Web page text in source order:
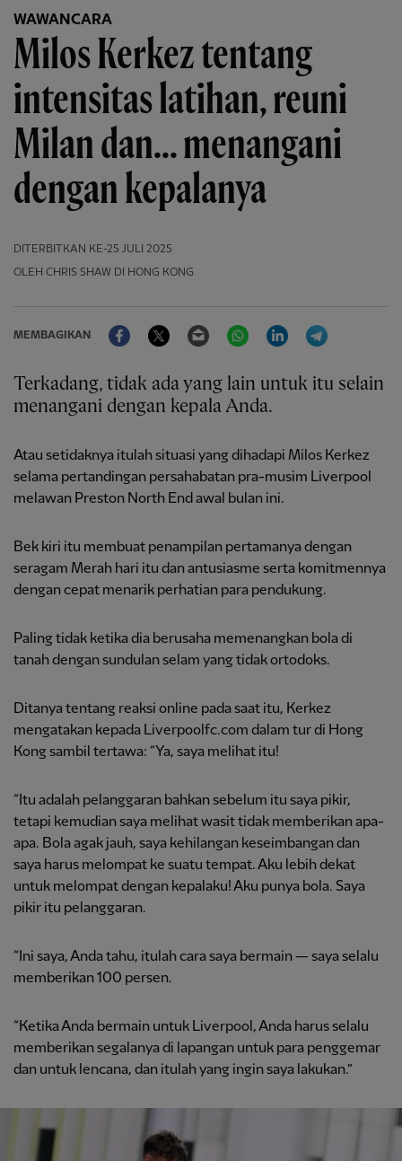
WAWANCARA
Milos Kerkez tentang
intensitas latihan, reuni
Milan dan... menangani
dengan kepalanya
DITERBITKAN KE-25 JULI 2025
OLEH CHRIS SHAW DI HONG KONG
MEMBAGIKAN
FacebookTwitter Email WhatsAppLinkedIn
Terkadang, tidak ada yang lain untuk itu selain
menangani dengan kepala Anda.
Atau setidaknya itulah situasi yang dihadapi Milos Kerkez
selama pertandingan persahabatan pra-musim Liverpool
melawan Preston North End awal bulan ini.
Bek kiri itu membuat penampilan pertamanya dengan
seragam Merah hari itu dan antusiasme serta komitmennya
dengan cepat menarik perhatian para pendukung.
Paling tidak ketika dia berusaha memenangkan bola di
tanah dengan sundulan selam yang tidak ortodoks.
Ditanya tentang reaksi online pada saat itu, Kerkez
mengatakan kepada Liverpoolfc.com dalam tur di Hong
Kong sambil tertawa: “Ya, saya melihat itu!
“Itu adalah pelanggaran bahkan sebelum itu saya pikir,
tetapi kemudian saya melihat wasit tidak memberikan apa-
apa. Bola agak jauh, saya kehilangan keseimbangan dan
saya harus melompat ke suatu tempat. Aku lebih dekat
untuk melompat dengan kepalaku! Aku punya bola. Saya
pikir itu pelanggaran.
“Ini saya, Anda tahu, itulah cara saya bermain — saya selalu
memberikan 100 persen.
“Ketika Anda bermain untuk Liverpool, Anda harus selalu
memberikan segalanya di lapangan untuk para penggemar
dan untuk lencana, dan itulah yang ingin saya lakukan.”